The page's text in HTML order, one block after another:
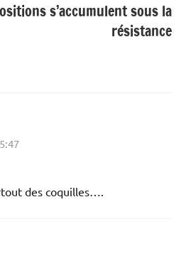
s’accumulent sous la
résistance
des coquilles….